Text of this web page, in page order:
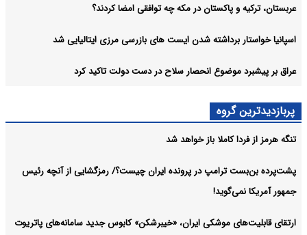
عربستان، ترکیه و پاکستان در مکه چه توافقی امضا کردند؟
اسپانیا خواستار برداشته شدن ایست های بازرسی مرزی ایتالیایی شد
عراق بر پیشبرد موضوع انحصار سلاح در دست دولت تاکید کرد
پربازدیدترین گروه
تنگه هرمز از فردا کاملا باز خواهد شد
پشت‌پرده بن‌بست ترامپ در پرونده ایران چیست؟/ رمزگشایی از آنچه رئیس
جمهور آمریکا نمی‌گوید!
ارتقای قابلیت‌های موشکی ایران، «خیبرشکن» کابوس جدید سامانه‌های پاتریوت